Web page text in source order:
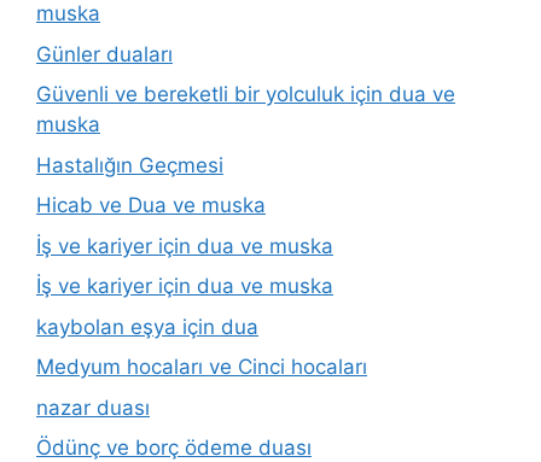
muska
Günler duaları
Güvenli ve bereketli bir yolculuk için dua ve
muska
Hastalığın Geçmesi
Hicab ve Dua ve muska
İş ve kariyer için dua ve muska
İş ve kariyer için dua ve muska
kaybolan eşya için dua
Medyum hocaları ve Cinci hocaları
nazar duası
Ödünç ve borç ödeme duası